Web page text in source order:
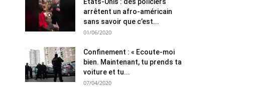
arrêtent un afro-américain
sans savoir que c’est...
01/06/2020
Confinement : « Ecoute-moi
bien. Maintenant, tu prends ta
voiture et tu...
07/04/2020